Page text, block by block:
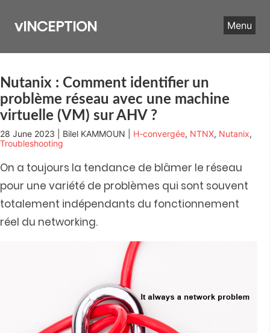
content
vINCEPTION Menu
Nutanix : Comment identifier un
problème réseau avec une machine
virtuelle (VM) sur AHV ?
28 June 2023 | Bilel KAMMOUN | H-convergée, NTNX, Nutanix,
Troubleshooting
On a toujours la tendance de blâmer le réseau
pour une variété de problèmes qui sont souvent
totalement indépendants du fonctionnement
réel du networking.